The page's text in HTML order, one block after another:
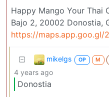
Happy Mango Your Thai
Bajo 2, 20002 Donostia,
https://maps.app.goo.gl/
mikelgs OP M
4 years ago
Donostia